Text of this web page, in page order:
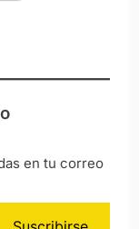
en tu correo